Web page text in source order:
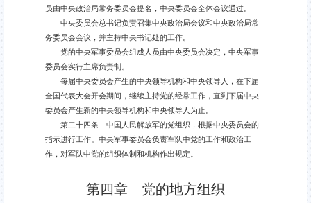
员由中央政治局常务委员会提名，中央委员会全体会议通过。
中央委员会总书记负责召集中央政治局会议和中央政治局常
务委员会会议，并主持中央书记处的工作。
党的中央军事委员会组成人员由中央委员会决定，中央军事
委员会实行主席负责制。
每届中央委员会产生的中央领导机构和中央领导人，在下届
全国代表大会开会期间，继续主持党的经常工作，直到下届中央
委员会产生新的中央领导机构和中央领导人为止。
第二十四条 中国人民解放军的党组织，根据中央委员会的
指示进行工作。中央军事委员会负责军队中党的工作和政治工
作，对军队中党的组织体制和机构作出规定。
第四章 党的地方组织